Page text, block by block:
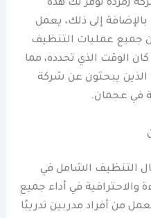
زمردة توفر لك هذه
إلى ذلك، يعمل
جميع عمليات التنظيف
الوقت الذي تحدده، مما
الذين يبحثون عن شركة
في عجمان.
التنظيف الشامل في
والاحترافية في أداء جميع
من أفراد مدربين تدريبًا